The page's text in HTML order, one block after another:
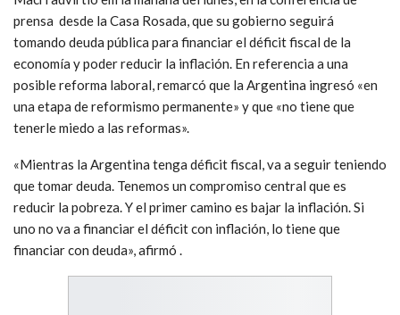
prensa desde la Casa Rosada, que su gobierno seguirá
tomando deuda pública para financiar el déficit fiscal de la
economía y poder reducir la inflación. En referencia a una
posible reforma laboral, remarcó que la Argentina ingresó «en
una etapa de reformismo permanente» y que «no tiene que
tenerle miedo a las reformas».
«Mientras la Argentina tenga déficit fiscal, va a seguir teniendo
que tomar deuda. Tenemos un compromiso central que es
reducir la pobreza. Y el primer camino es bajar la inflación. Si
uno no va a financiar el déficit con inflación, lo tiene que
financiar con deuda», afirmó .